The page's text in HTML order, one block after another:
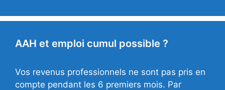
AAH et emploi cumul possible ?
Vos revenus professionnels ne sont pas pris en
compte pendant les 6 premiers mois. Par